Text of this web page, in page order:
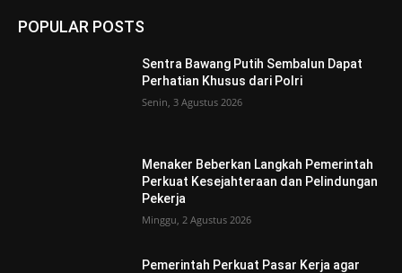
POPULAR POSTS
Sentra Bawang Putih Sembalun Dapat
Perhatian Khusus dari Polri
Senin, 3 Agustus 2026
Menaker Beberkan Langkah Pemerintah
Perkuat Kesejahteraan dan Pelindungan
Pekerja
Minggu, 2 Agustus 2026
Pemerintah Perkuat Pasar Kerja agar